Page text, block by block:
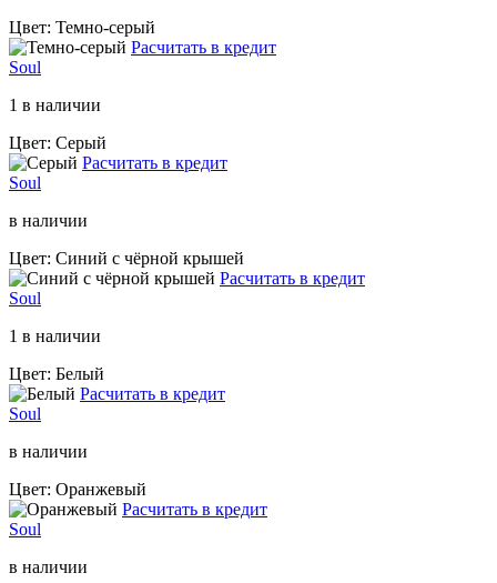
Цвет: Темно-серый
Расчитать в кредит
Soul
1 в наличии
Цвет: Серый
Расчитать в кредит
Soul
в наличии
Цвет: Синий с чёрной крышей
Расчитать в кредит
Soul
1 в наличии
Цвет: Белый
Расчитать в кредит
Soul
в наличии
Цвет: Оранжевый
Расчитать в кредит
Soul
в наличии